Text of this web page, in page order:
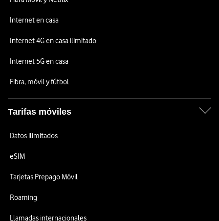
Internet en casa
Internet 4G en casa ilimitado
Internet 5G en casa
Fibra, móvil y fútbol
Tarifas móviles
Datos ilimitados
eSIM
Tarjetas Prepago Móvil
Roaming
Llamadas internacionales